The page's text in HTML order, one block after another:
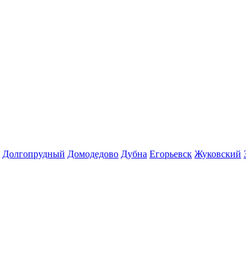
Долгопрудный Домодедово Дубна Егорьевск Жуковский